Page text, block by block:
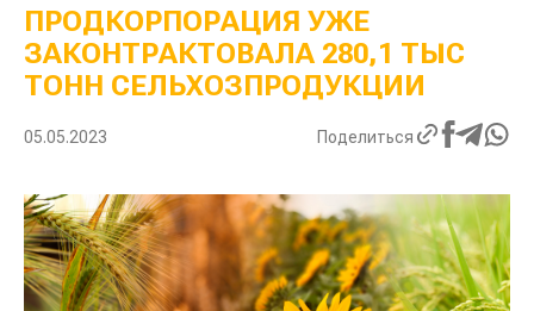
ПРОДКОРПОРАЦИЯ УЖЕ
ЗАКОНТРАКТОВАЛА 280,1 ТЫС
ТОНН СЕЛЬХОЗПРОДУКЦИИ
05.05.2023 Поделиться